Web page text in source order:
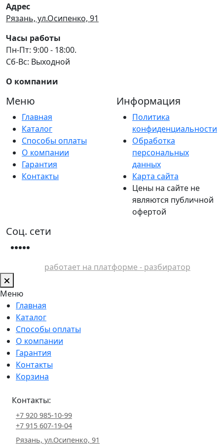
Адрес
Рязань, ул.Осипенко, 91
Часы работы
Пн-Пт: 9:00 - 18:00.
Сб-Вс: Выходной
О компании
Меню
Главная
Каталог
Способы оплаты
О компании
Гарантия
Контакты
Информация
Политика
конфиденциальности
Обработка
персональных
данных
Карта сайта
Цены на сайте не
являются публичной
офертой
Соц. сети
работает на платформе - разбиратор
Меню
Главная
Каталог
Способы оплаты
О компании
Гарантия
Контакты
Корзина
Контакты:
+7 920 985-10-99
+7 915 607-19-04
Рязань, ул.Осипенко, 91